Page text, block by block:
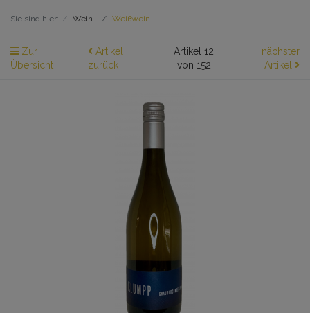
Sie sind hier: Wein Weißwein
Zur
Übersicht
Artikel
zurück
Artikel 12
von 152
nächster
Artikel